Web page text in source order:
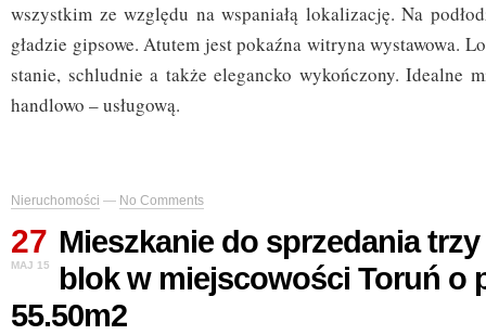
wszystkim ze względu na wspaniałą lokalizację. Na
gładzie gipsowe. Atutem jest pokaźna witryna wystawowa.
stanie, schludnie a także elegancko wykończony. Idealne
handlowo – usługową.
Nieruchomości — No Comments
27
MAJ 15
Mieszkanie do sprzedania
blok w miejscowości Toruń o
55.50m2